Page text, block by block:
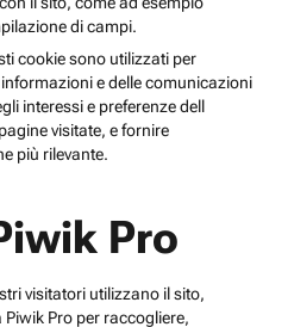
di campi.
cookie sono utilizzati per
e delle comunicazioni
interessi e preferenze dell
visitate, e fornire
più rilevante.
Pro
visitatori utilizzano il sito,
Pro per raccogliere,